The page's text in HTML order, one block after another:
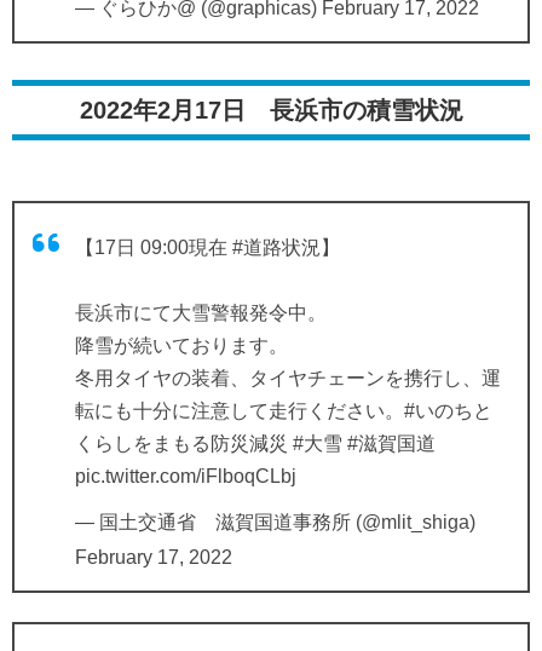
— ぐらひか@ (@graphicas) February 17, 2022
2022年2月17日 長浜市の積雪状況
【17日 09:00現在 #道路状況 】
長浜市にて大雪警報発令中。
降雪が続いております。
冬用タイヤの装着、タイヤチェーンを携行し、運
転にも十分に注意して走行ください。 #いのちと
くらしをまもる防災減災 #大雪 #滋賀国道
pic.twitter.com/iFlboqCLbj
— 国土交通省 滋賀国道事務所 (@mlit_shiga)
February 17, 2022